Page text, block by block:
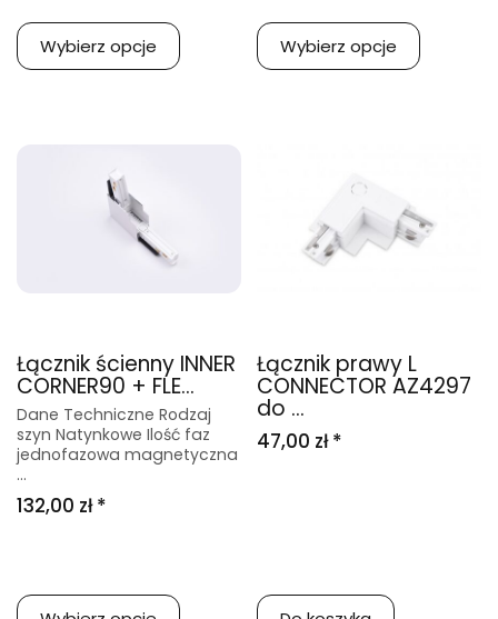
Wybierz opcje Wybierz opcje
Łącznik ścienny INNER
CORNER90 + FLE...
Dane Techniczne Rodzaj
szyn Natynkowe Ilość faz
jednofazowa magnetyczna
...
132,00 zł *
Łącznik prawy L
CONNECTOR AZ4297
do ...
47,00 zł *